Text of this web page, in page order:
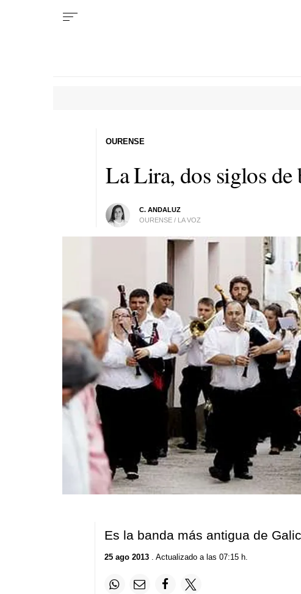
La Lira, dos siglos de
C. ANDALUZ
OURENSE / LA VOZ
OURENSE
Es la banda más antigua de
25 ago 2013. Actualizado a las 07:15 h.